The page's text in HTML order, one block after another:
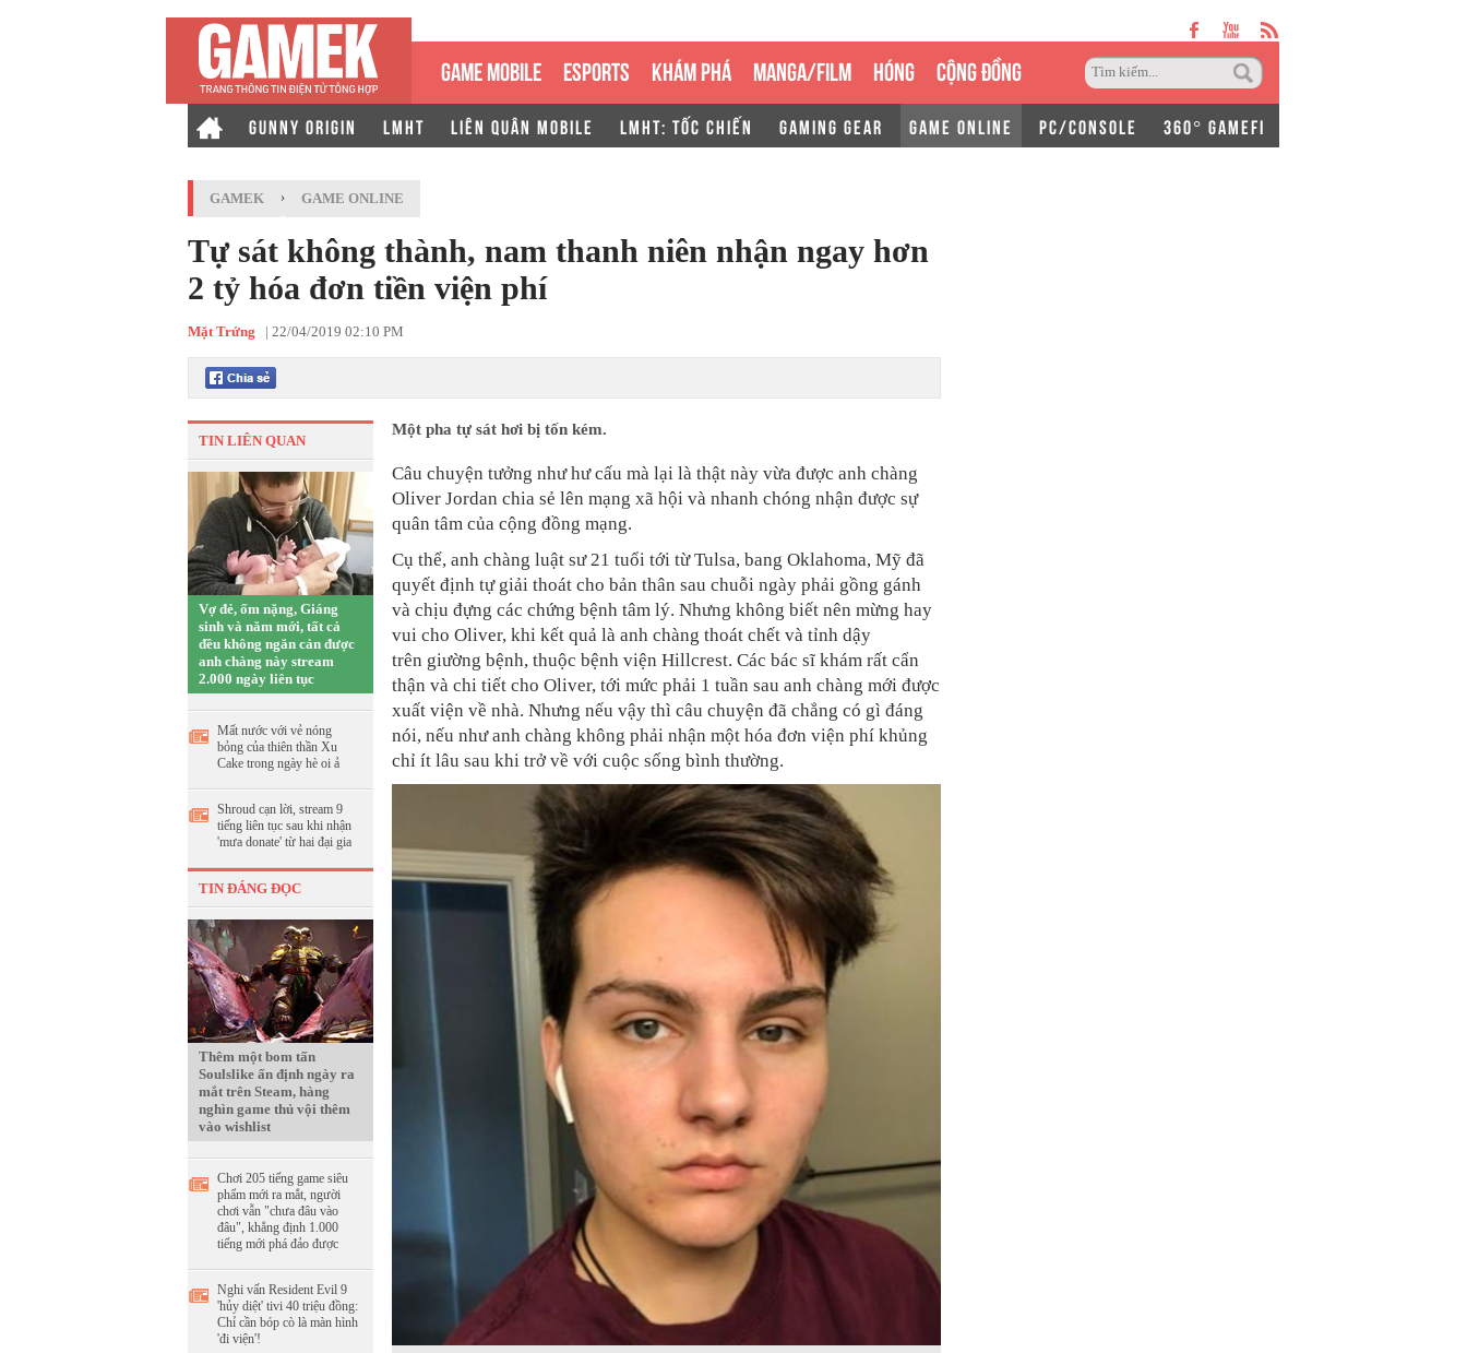
GAME MOBILE ESPORTS KHÁM PHÁ MANGA/FILM HÓNG CỘNG ĐỒNG
GUNNY ORIGIN LMHT LIÊN QUÂN MOBILE LMHT: TỐC CHIẾN GAMING GEAR GAME ONLINE PC/CONSOLE 360° GAMEFI
GAMEK › GAME ONLINE
Tự sát không thành, nam thanh niên nhận ngay hơn
2 tỷ hóa đơn tiền viện phí
Mặt Trứng | 22/04/2019 02:10 PM
TIN LIÊN QUAN
Vợ đẻ, ốm nặng, Giáng
sinh và năm mới, tất cả
đều không ngăn cản được
anh chàng này stream
2.000 ngày liên tục
Mất nước với vẻ nóng
bỏng của thiên thần Xu
Cake trong ngày hè oi ả
Shroud cạn lời, stream 9
tiếng liên tục sau khi nhận
'mưa donate' từ hai đại gia
TIN ĐÁNG ĐỌC
Thêm một bom tấn
Soulslike ấn định ngày ra
mắt trên Steam, hàng
nghìn game thủ vội thêm
vào wishlist
Chơi 205 tiếng game siêu
phẩm mới ra mắt, người
chơi vẫn "chưa đâu vào
đâu", khẳng định 1.000
tiếng mới phá đảo được
Nghi vấn Resident Evil 9
'hủy diệt' tivi 40 triệu đồng:
Chỉ cần bóp cò là màn hình
'đi viện'!
Một pha tự sát hơi bị tốn kém.
Câu chuyện tưởng như hư cấu mà lại là thật này vừa được anh chàng
Oliver Jordan chia sẻ lên mạng xã hội và nhanh chóng nhận được sự
quân tâm của cộng đồng mạng.
Cụ thể, anh chàng luật sư 21 tuổi tới từ Tulsa, bang Oklahoma, Mỹ đã
quyết định tự giải thoát cho bản thân sau chuỗi ngày phải gồng gánh
và chịu đựng các chứng bệnh tâm lý. Nhưng không biết nên mừng hay
vui cho Oliver, khi kết quả là anh chàng thoát chết và tỉnh dậy
trên giường bệnh, thuộc bệnh viện Hillcrest. Các bác sĩ khám rất cẩn
thận và chi tiết cho Oliver, tới mức phải 1 tuần sau anh chàng mới được
xuất viện về nhà. Nhưng nếu vậy thì câu chuyện đã chẳng có gì đáng
nói, nếu như anh chàng không phải nhận một hóa đơn viện phí khủng
chỉ ít lâu sau khi trở về với cuộc sống bình thường.